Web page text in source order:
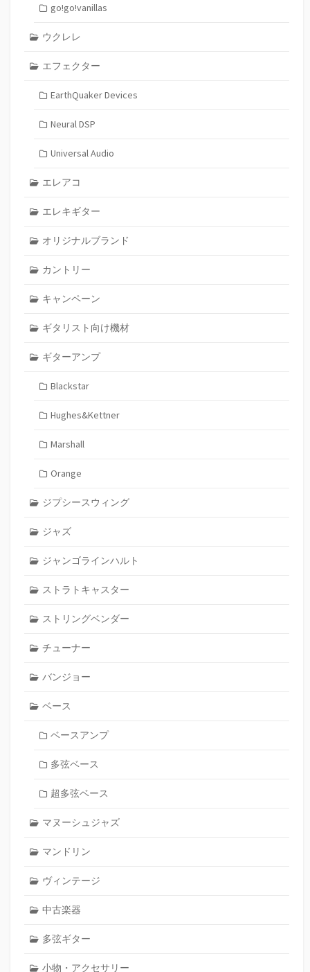
go!go!vanillas
ウクレレ
エフェクター
EarthQuaker Devices
Neural DSP
Universal Audio
エレアコ
エレキギター
オリジナルブランド
カントリー
キャンペーン
ギタリスト向け機材
ギターアンプ
Blackstar
Hughes&Kettner
Marshall
Orange
ジプシースウィング
ジャズ
ジャンゴラインハルト
ストラトキャスター
ストリングベンダー
チューナー
バンジョー
ベース
ベースアンプ
多弦ベース
超多弦ベース
マヌーシュジャズ
マンドリン
ヴィンテージ
中古楽器
多弦ギター
小物・アクセサリー